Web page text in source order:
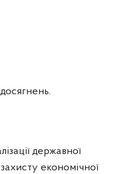
державної
економічної